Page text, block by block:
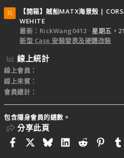
R
【開箱】賊船MATX海景殼 |
WEHITE
最新：RickWang0412
星期五，
新型 Case 安裝發表及硬體改裝
線上統計
線上會員
線上來賓
會員總計
包含隱身會員的總數。
分享此頁
FacebookBlueskyLinkedIn
Reddit